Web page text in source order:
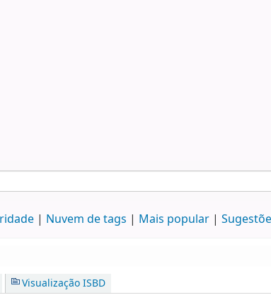
Nuvem de tags Mais popular
Visualização ISBD